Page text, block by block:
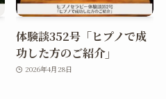
体験談352号「ヒプノで成
功した方のご紹介」
2026年4月28日